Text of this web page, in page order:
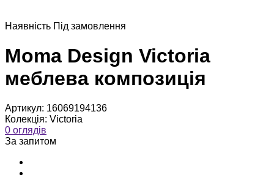
Наявнiсть Пiд замовлення
Moma Design Victoria
меблева композиція
Артикул: 16069194136
Колекція: Victoria
0 оглядів
За запитом